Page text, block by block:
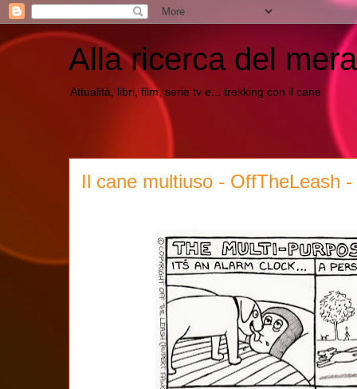
Alla ricerca del
Attualità, libri, film, serie tv e... trekking con il cane
Il cane multiuso - OffTheLeash